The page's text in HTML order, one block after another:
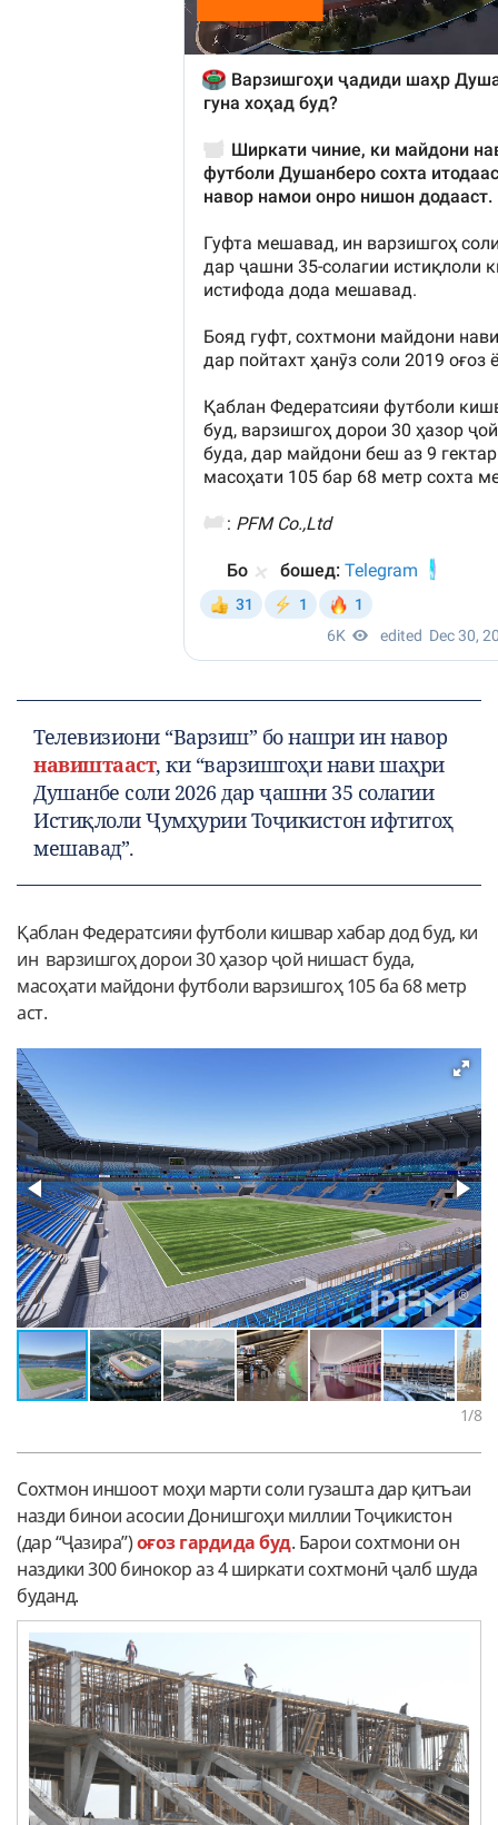
Телевизиони “Варзиш” бо нашри ин навор
навиштааст, ки “варзишгоҳи нави шаҳри
Душанбе соли 2026 дар ҷашни 35 солагии
Истиқлоли Ҷумҳурии Тоҷикистон ифтитоҳ
мешавад”.
Қаблан Федератсияи футболи кишвар хабар дод буд, ки
ин варзишгоҳ дорои 30 ҳазор ҷой нишаст буда,
масоҳати майдони футболи варзишгоҳ 105 ба 68 метр
аст.
1/8
Сохтмон иншоот моҳи марти соли гузашта дар қитъаи
назди бинои асосии Донишгоҳи миллии Тоҷикистон
(дар “Ҷазира”)оғоз гардида буд. Барои сохтмони он
наздики 300 бинокор аз 4 ширкати сохтмонӣ ҷалб шуда
буданд.